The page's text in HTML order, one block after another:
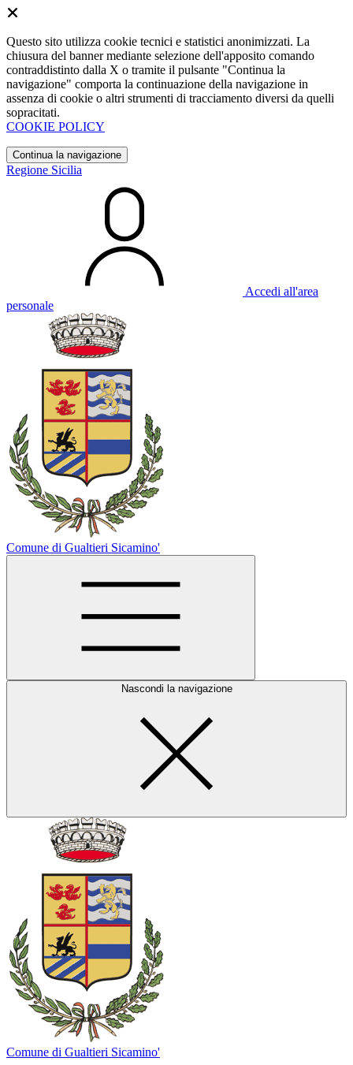
Questo sito utilizza cookie tecnici e statistici anonimizzati. La
chiusura del banner mediante selezione dell'apposito comando
contraddistinto dalla X o tramite il pulsante "Continua la
navigazione" comporta la continuazione della navigazione in
assenza di cookie o altri strumenti di tracciamento diversi da quelli
sopracitati.
COOKIE POLICY
Continua la navigazione
Regione Sicilia
Accedi all'area
personale
Comune di Gualtieri Sicamino'
Nascondi la navigazione
Comune di Gualtieri Sicamino'